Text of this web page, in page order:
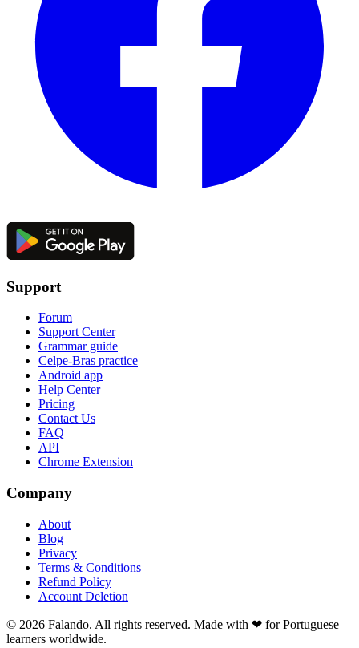
Support
Forum
Support Center
Grammar guide
Celpe-Bras practice
Android app
Help Center
Pricing
Contact Us
FAQ
API
Chrome Extension
Company
About
Blog
Privacy
Terms & Conditions
Refund Policy
Account Deletion
© 2026 Falando. All rights reserved. Made with ❤ for Portuguese
learners worldwide.